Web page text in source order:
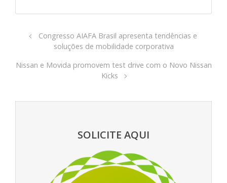
Congresso AIAFA Brasil apresenta tendências e
soluções de mobilidade corporativa
Nissan e Movida promovem test drive com o Novo Nissan
Kicks
SOLICITE AQUI